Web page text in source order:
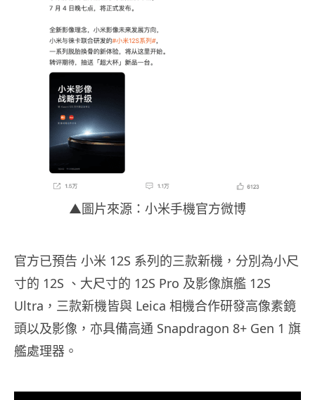
▲圖片來源：小米手機官方微博
官方已預告 小米 12S 系列的三款新機，分別為小尺
寸的 12S 、大尺寸的 12S Pro 及影像旗艦 12S
Ultra，三款新機皆與 Leica 相機合作研發高像素鏡
頭以及影像，亦具備高通 Snapdragon 8+ Gen 1 旗
艦處理器。